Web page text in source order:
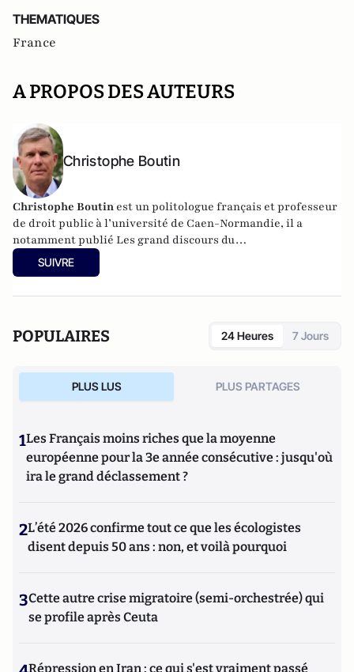
THEMATIQUES
France
A PROPOS DES AUTEURS
Christophe Boutin
Christophe Boutin est un politologue français et professeur
de droit public à l’université de Caen-Normandie, il a
notamment publié Les grand discours du
XXe siècle(Flammarion 2009) et co-dirigé
du conservatisme
SUIVRE
POPULAIRES 24 Heures 7 Jours
PLUS LUS PLUS PARTAGES
1Les Français moins riches que la moyenne
européenne pour la 3e année consécutive : jusqu'où
ira le grand déclassement ?
2L’été 2026 confirme tout ce que les écologistes
disent depuis 50 ans : non, et voilà pourquoi
3Cette autre crise migratoire (semi-orchestrée) qui
se profile après Ceuta
Répression en Iran : ce qui s'est vraiment passé